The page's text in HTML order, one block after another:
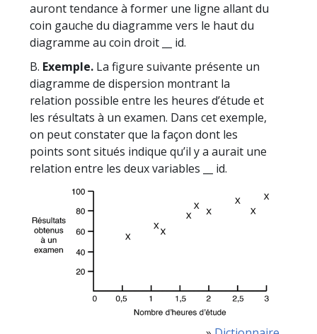
auront tendance à former une ligne allant du
coin gauche du diagramme vers le haut du
diagramme au coin droit __ id.
B. Exemple. La figure suivante présente un
diagramme de dispersion montrant la
relation possible entre les heures d’étude et
les résultats à un examen. Dans cet exemple,
on peut constater que la façon dont les
points sont situés indique qu’il y a aurait une
relation entre les deux variables __ id.